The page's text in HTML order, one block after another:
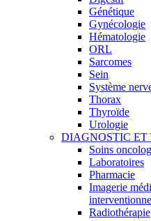
Génétique
Gynécologie
Hématologie
ORL
Sarcomes
Sein
Système
Thorax
Thyroïde
Urologie
DIAGNOSTIC ET
Soins
Laboratoires
Pharmacie
Imagerie
Radiothérapie